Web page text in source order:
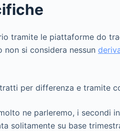
tramite le piattaforme do
si considera nessun
per differenza e tramite
ne parleremo, i secondi
solitamente su base